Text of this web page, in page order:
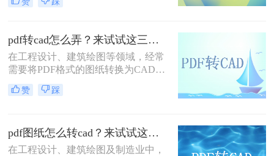
而，由于PDF文件的特殊性，这一过
导入CAD呢？本文将详细介绍两种高
效的方法，帮助您轻松实现PDF到
CAD的转换。
pdf转cad怎么弄？来试试这三种转换方法！
在工程设计、建筑绘图等领域，经常
需要将PDF格式的图纸转换为CAD格
式以便进行编辑和修改。那么pdf转
cad怎么弄呢？本文将介绍三种将PDF
赞 踩
pdf图纸怎么转cad？来试试这两种实用方法！
在工程设计、建筑绘图及制造业中，